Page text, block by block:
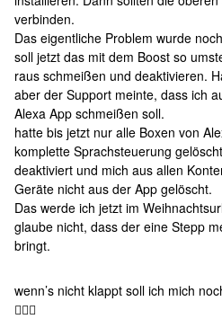
verbinden.
Das eigentliche Problem wurde
soll jetzt das mit dem Boost so
raus schmeißen und deaktivieren.
aber der Support meinte, dass ich
Alexa App schmeißen soll.
hatte bis jetzt nur alle Boxen von
komplette Sprachsteuerung
deaktiviert und mich aus allen
Geräte nicht aus der App gelöscht.
Das werde ich jetzt im
glaube nicht, dass der eine Stepp
bringt.
wenn’s nicht klappt soll ich mich
🤷🏼‍♂️